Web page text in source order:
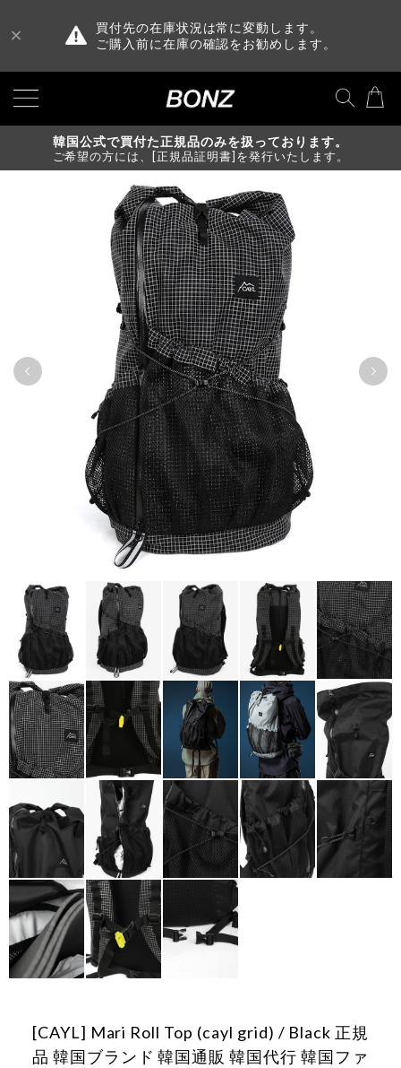
買付先の在庫状況は常に変動します。
ご購入前に在庫の確認をお勧めします。
韓国公式で買付た正規品のみを扱っております。
ご希望の方には、[正規品証明書]を発行いたします。
[CAYL] Mari Roll Top (cayl grid) / Black 正規
品 韓国ブランド 韓国通販 韓国代行 韓国ファ